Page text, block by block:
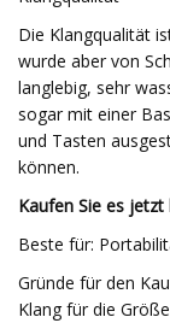
Die Klangqualität
wurde aber von
langlebig, sehr
sogar mit einer
und Tasten
können.
Kaufen Sie es jetzt
Beste für:
Gründe für den
Klang für die